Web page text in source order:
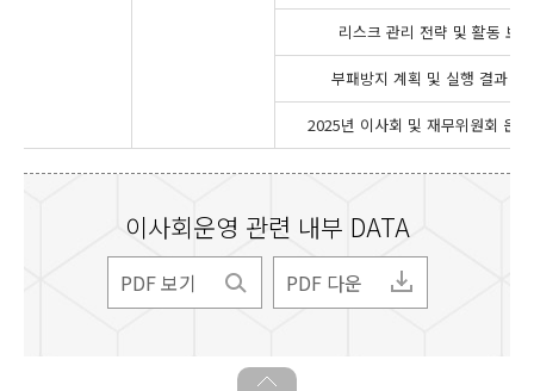
리스크 관리 전략 및 활동 보고
부패방지 계획 및 실행 결과 보
2025년 이사회 및 재무위원회 운
이사회운영 관련 내부 DATA
PDF 보기 PDF 다운